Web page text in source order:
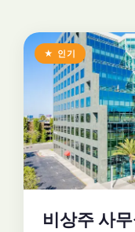
★ 인기
비상주 사